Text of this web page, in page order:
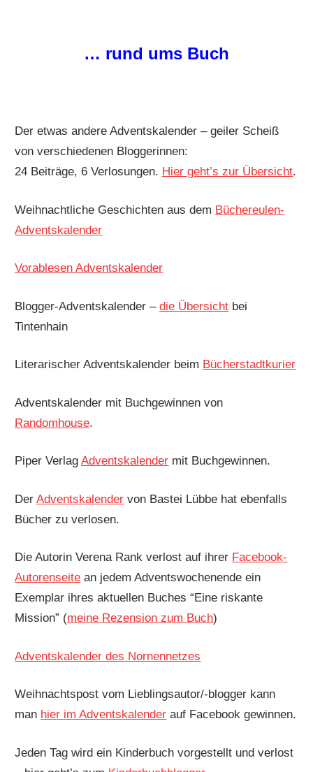
… rund ums Buch
Der etwas andere Adventskalender – geiler Scheiß
von verschiedenen Bloggerinnen:
24 Beiträge, 6 Verlosungen. Hier geht’s zur Übersicht.
Weihnachtliche Geschichten aus dem Büchereulen-
Adventskalender
Vorablesen Adventskalender
Blogger-Adventskalender –die Übersicht bei
Tintenhain
Literarischer Adventskalender beim Bücherstadtkurier
Adventskalender mit Buchgewinnen von
Randomhouse.
Piper VerlagAdventskalender mit Buchgewinnen.
DerAdventskalender von Bastei Lübbe hat ebenfalls
Bücher zu verlosen.
Die Autorin Verena Rank verlost auf ihrer Facebook-
Autorenseite an jedem Adventswochenende ein
Exemplar ihres aktuellen Buches “Eine riskante
Mission” (meine Rezension zum Buch)
Adventskalender des Nornennetzes
Weihnachtspost vom Lieblingsautor/-blogger kann
man hier im Adventskalender auf Facebook gewinnen.
Jeden Tag wird ein Kinderbuch vorgestellt und verlost